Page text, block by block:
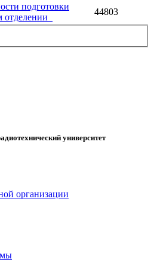
подготовки
44803
университет
организации